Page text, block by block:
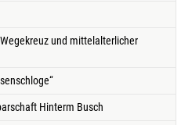
und mittelalterlicher
Hinterm Busch